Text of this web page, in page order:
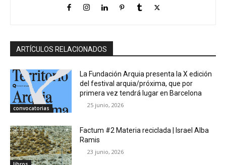
ARTÍCULOS RELACIONADOS
convocatorias
La Fundación Arquia presenta la X edición
del festival arquia/próxima, que por
primera vez tendrá lugar en Barcelona
25 junio, 2026
Factum #2 Materia reciclada | Israel Alba
Ramis
23 junio, 2026